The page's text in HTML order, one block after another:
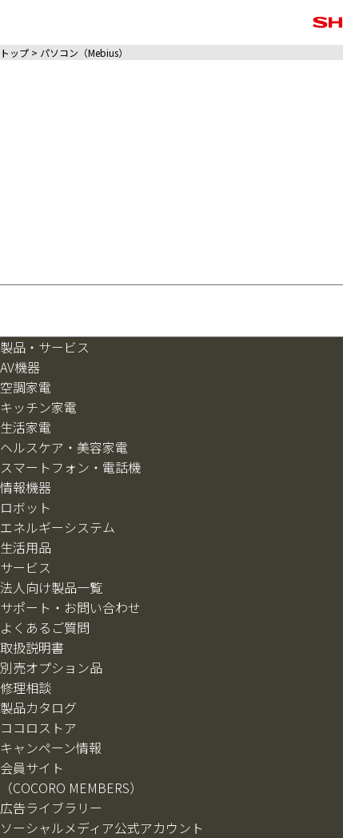
トップ パソコン（Mebius）
製品・サービス
AV機器
空調家電
キッチン家電
生活家電
ヘルスケア・美容家電
スマートフォン・電話機
情報機器
ロボット
エネルギーシステム
生活用品
サービス
法人向け製品一覧
サポート・お問い合わせ
よくあるご質問
取扱説明書
別売オプション品
修理相談
製品カタログ
ココロストア
キャンペーン情報
会員サイト
（COCORO MEMBERS）
広告ライブラリー
ソーシャルメディア公式アカウント